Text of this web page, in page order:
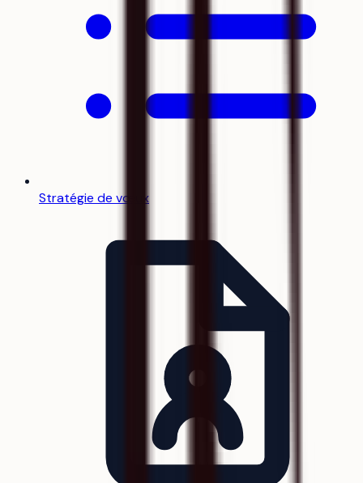
Stratégie de vœux